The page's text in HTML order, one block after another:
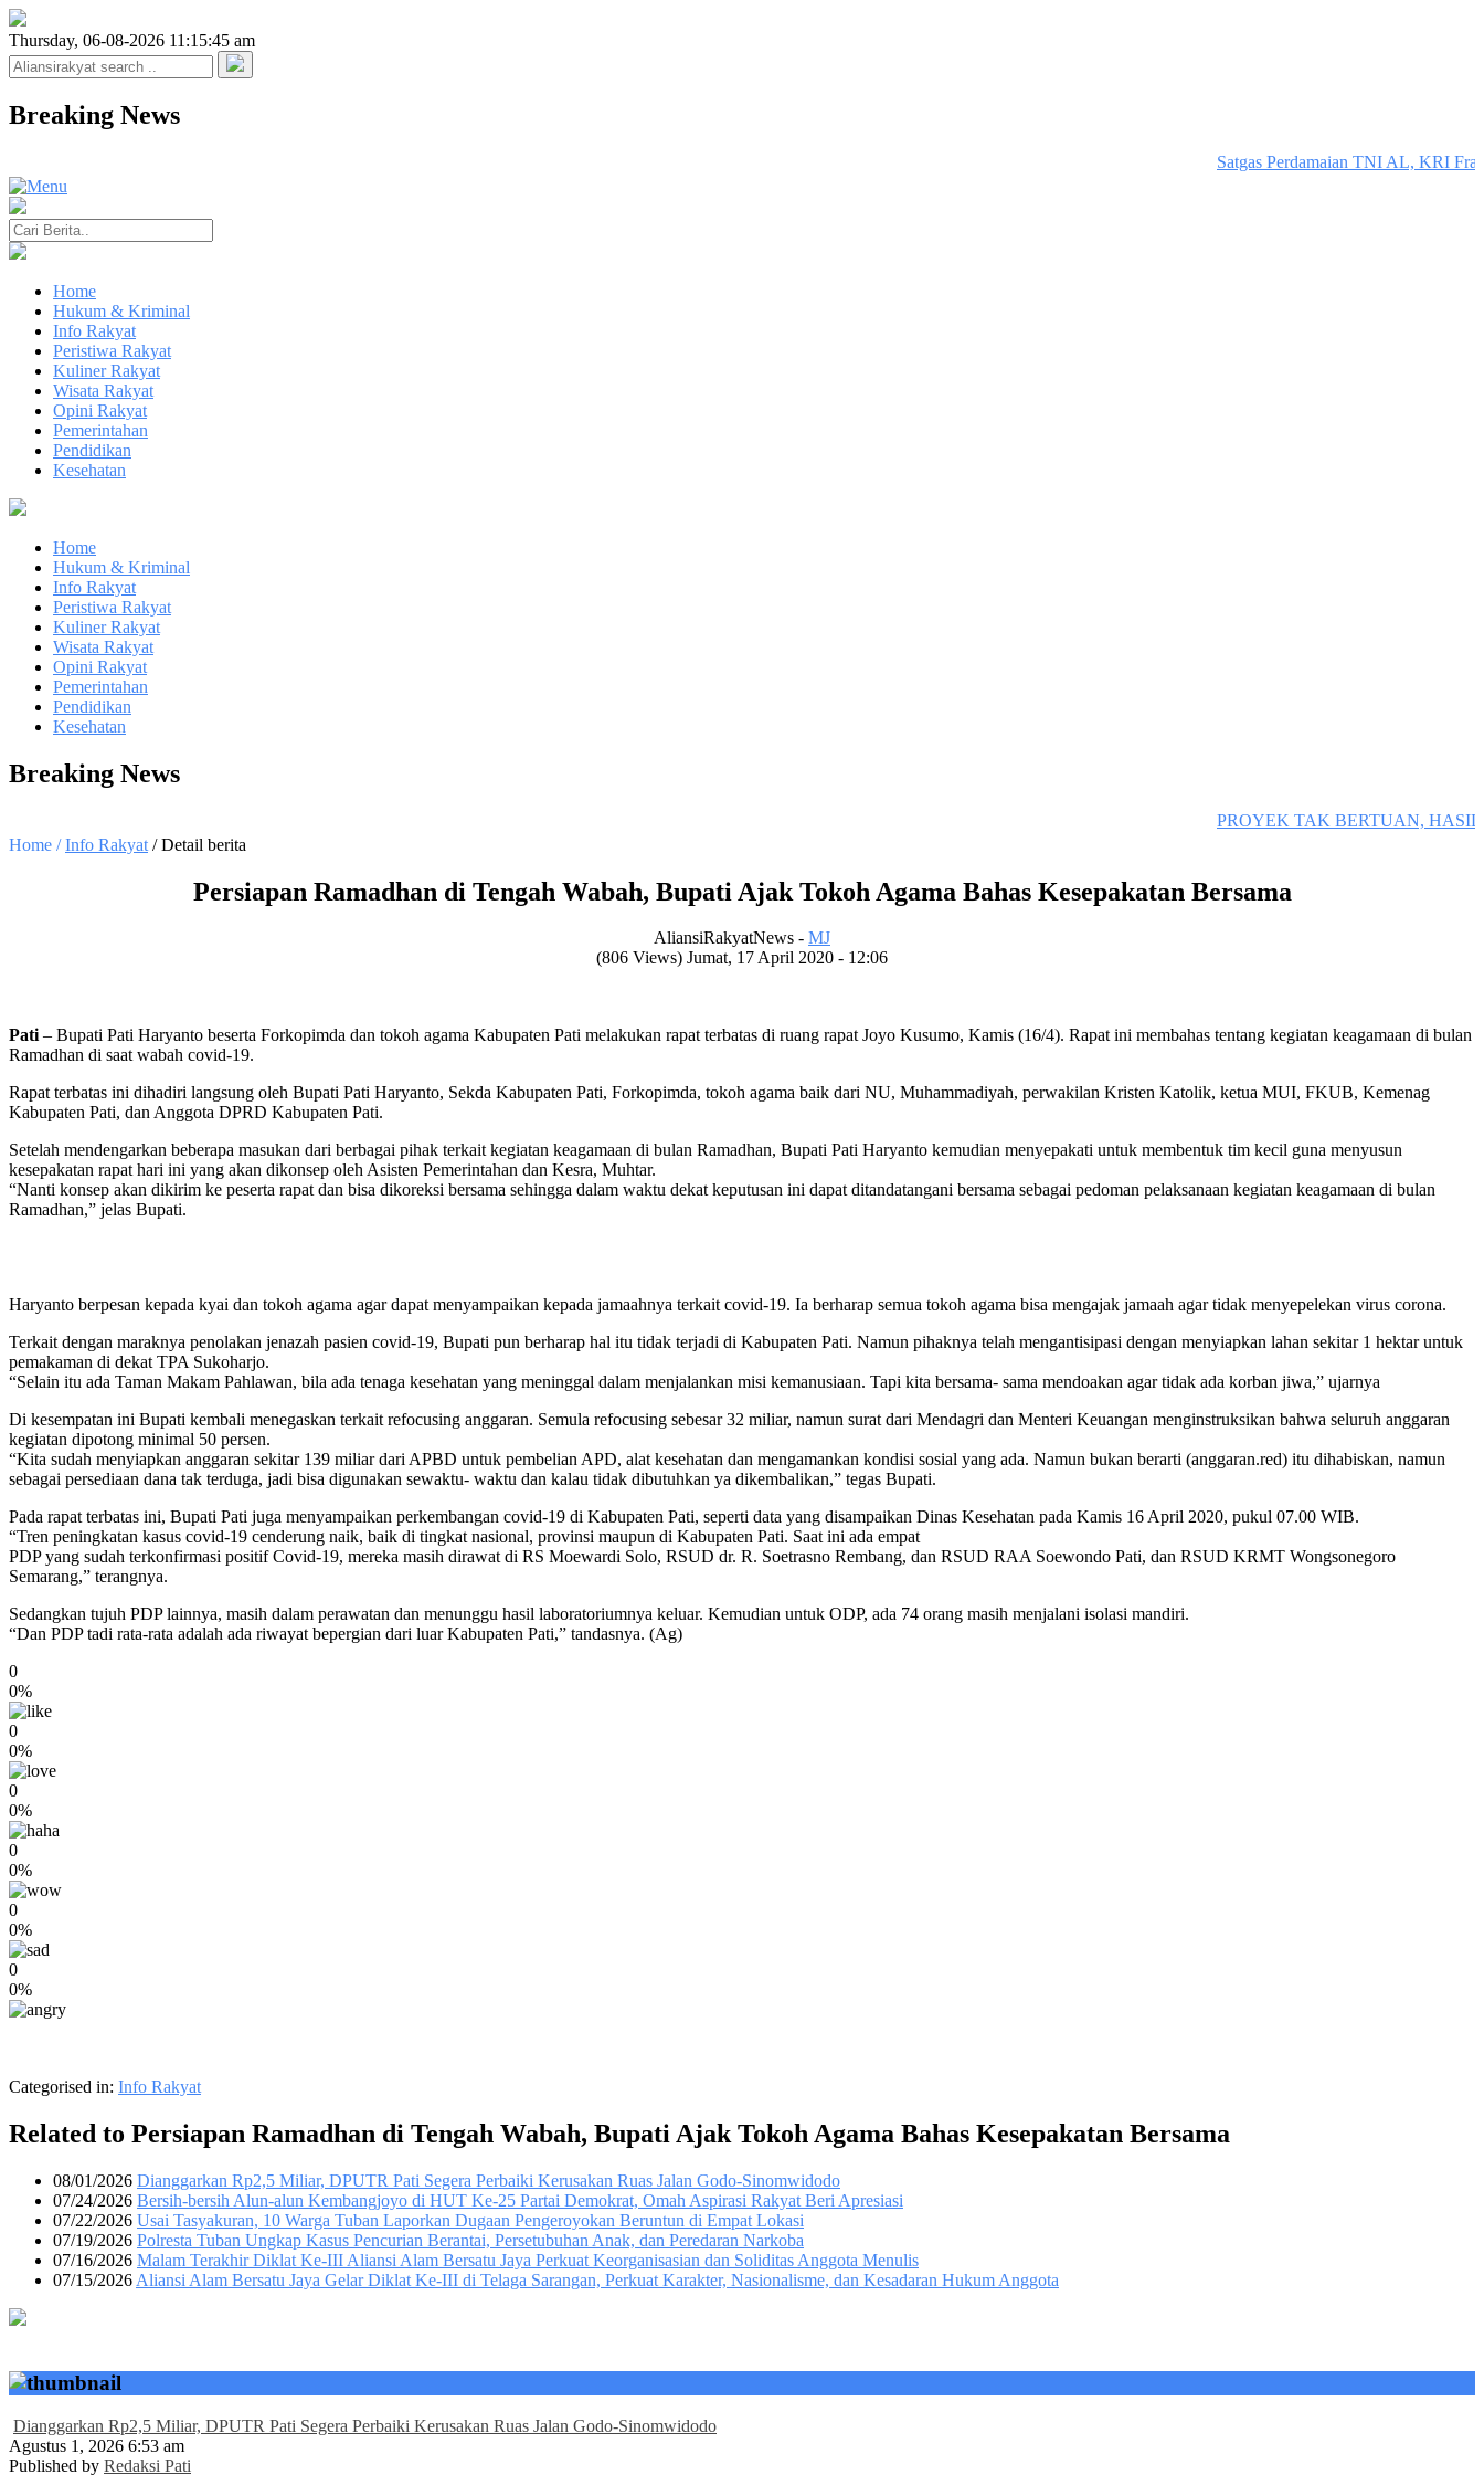
Thursday, 06-08-2026 11:15:45 am
Breaking News
Satgas Perdamaian TNI AL, KRI
Home
Hukum & Kriminal
Info Rakyat
Peristiwa Rakyat
Kuliner Rakyat
Wisata Rakyat
Opini Rakyat
Pemerintahan
Pendidikan
Kesehatan
Home
Hukum & Kriminal
Info Rakyat
Peristiwa Rakyat
Kuliner Rakyat
Wisata Rakyat
Opini Rakyat
Pemerintahan
Pendidikan
Kesehatan
Breaking News
PROYEK TAK BERTUAN, HASIL
Home /Info Rakyat / Detail berita
Persiapan Ramadhan di Tengah Wabah, Bupati Ajak Tokoh Agama Bahas Kesepakatan Bersama
AliansiRakyatNews - MJ
(806 Views) Jumat, 17 April 2020 - 12:06
Pati– Bupati Pati Haryanto beserta Forkopimda dan tokoh agama Kabupaten Pati melakukan rapat terbatas di ruang rapat Joyo Kusumo, Kamis (16/4). Rapat ini membahas tentang kegiatan keagamaan di bulan
Ramadhan di saat wabah covid-19.
Rapat terbatas ini dihadiri langsung oleh Bupati Pati Haryanto, Sekda Kabupaten Pati, Forkopimda, tokoh agama baik dari NU, Muhammadiyah, perwakilan Kristen Katolik, ketua MUI, FKUB, Kemenag
Kabupaten Pati, dan Anggota DPRD Kabupaten Pati.
Setelah mendengarkan beberapa masukan dari berbagai pihak terkait kegiatan keagamaan di bulan Ramadhan, Bupati Pati Haryanto kemudian menyepakati untuk membentuk tim kecil guna menyusun
kesepakatan rapat hari ini yang akan dikonsep oleh Asisten Pemerintahan dan Kesra, Muhtar.
“Nanti konsep akan dikirim ke peserta rapat dan bisa dikoreksi bersama sehingga dalam waktu dekat keputusan ini dapat ditandatangani bersama sebagai pedoman pelaksanaan kegiatan keagamaan di bulan
Ramadhan,” jelas Bupati.
Haryanto berpesan kepada kyai dan tokoh agama agar dapat menyampaikan kepada jamaahnya terkait covid-19. Ia berharap semua tokoh agama bisa mengajak jamaah agar tidak menyepelekan virus corona.
Terkait dengan maraknya penolakan jenazah pasien covid-19, Bupati pun berharap hal itu tidak terjadi di Kabupaten Pati. Namun pihaknya telah mengantisipasi dengan menyiapkan lahan sekitar 1 hektar untuk
pemakaman di dekat TPA Sukoharjo.
“Selain itu ada Taman Makam Pahlawan, bila ada tenaga kesehatan yang meninggal dalam menjalankan misi kemanusiaan. Tapi kita bersama- sama mendoakan agar tidak ada korban jiwa,” ujarnya
Di kesempatan ini Bupati kembali menegaskan terkait refocusing anggaran. Semula refocusing sebesar 32 miliar, namun surat dari Mendagri dan Menteri Keuangan menginstruksikan bahwa seluruh anggaran
kegiatan dipotong minimal 50 persen.
“Kita sudah menyiapkan anggaran sekitar 139 miliar dari APBD untuk pembelian APD, alat kesehatan dan mengamankan kondisi sosial yang ada. Namun bukan berarti (anggaran.red) itu dihabiskan, namun
sebagai persediaan dana tak terduga, jadi bisa digunakan sewaktu- waktu dan kalau tidak dibutuhkan ya dikembalikan,” tegas Bupati.
Pada rapat terbatas ini, Bupati Pati juga menyampaikan perkembangan covid-19 di Kabupaten Pati, seperti data yang disampaikan Dinas Kesehatan pada Kamis 16 April 2020, pukul 07.00 WIB.
“Tren peningkatan kasus covid-19 cenderung naik, baik di tingkat nasional, provinsi maupun di Kabupaten Pati. Saat ini ada empat
PDP yang sudah terkonfirmasi positif Covid-19, mereka masih dirawat di RS Moewardi Solo, RSUD dr. R. Soetrasno Rembang, dan RSUD RAA Soewondo Pati, dan RSUD KRMT Wongsonegoro
Semarang,” terangnya.
Sedangkan tujuh PDP lainnya, masih dalam perawatan dan menunggu hasil laboratoriumnya keluar. Kemudian untuk ODP, ada 74 orang masih menjalani isolasi mandiri.
“Dan PDP tadi rata-rata adalah ada riwayat bepergian dari luar Kabupaten Pati,” tandasnya. (Ag)
0
0%
0
0%
0
0%
0
0%
0
0%
0
0%
Categorised in: Info Rakyat
Related to Persiapan Ramadhan di Tengah Wabah, Bupati Ajak Tokoh Agama Bahas Kesepakatan Bersama
08/01/2026 Dianggarkan Rp2,5 Miliar, DPUTR Pati Segera Perbaiki Kerusakan Ruas Jalan Godo-Sinomwidodo
07/24/2026 Bersih-bersih Alun-alun Kembangjoyo di HUT Ke-25 Partai Demokrat, Omah Aspirasi Rakyat Beri Apresiasi
07/22/2026 Usai Tasyakuran, 10 Warga Tuban Laporkan Dugaan Pengeroyokan Beruntun di Empat Lokasi
07/19/2026 Polresta Tuban Ungkap Kasus Pencurian Berantai, Persetubuhan Anak, dan Peredaran Narkoba
07/16/2026 Malam Terakhir Diklat Ke-III Aliansi Alam Bersatu Jaya Perkuat Keorganisasian dan Soliditas Anggota Menulis
07/15/2026 Aliansi Alam Bersatu Jaya Gelar Diklat Ke-III di Telaga Sarangan, Perkuat Karakter, Nasionalisme, dan Kesadaran Hukum Anggota
Dianggarkan Rp2,5 Miliar, DPUTR Pati Segera Perbaiki Kerusakan Ruas Jalan Godo-Sinomwidodo
Agustus 1, 2026 6:53 am
Published by Redaksi Pati